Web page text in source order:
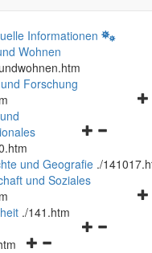
Informationen
Wohnen
Forschung
und
schließen
und Geografie ./
und Soziales
./141.htm
Navigationsmenü